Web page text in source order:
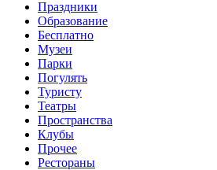
Праздники
Образование
Бесплатно
Музеи
Парки
Погулять
Туристу
Театры
Пространства
Клубы
Прочее
Рестораны